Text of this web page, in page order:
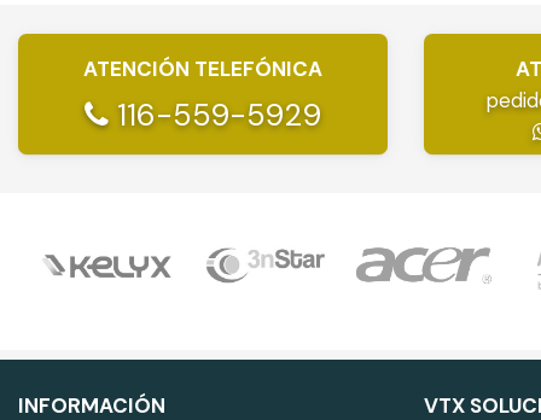
ATENCIÓN TELEFÓNICA
116-559-5929
INFORMACIÓN VTX